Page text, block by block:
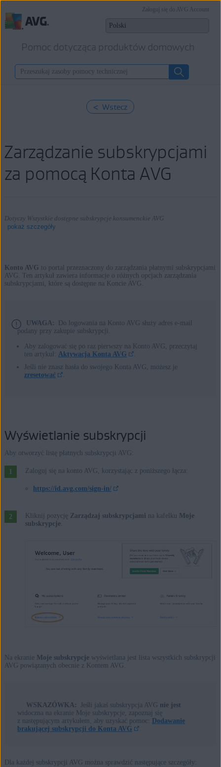
Pomoc dotycząca produktów domowych
Zaloguj się do AVG Account
< Wstecz
Zarządzanie subskrypcjami
za pomocą Konta AVG
Dotyczy Wszystkie dostępne subskrypcje konsumenckie AVG
pokaż szczegóły
Produkty:
Wszystkie obsługiwane systemy operacyjne
Konto AVG to portal przeznaczony do zarządzania płatnymi subskrypcjami
AVG. Ten artykuł zawiera informacje o różnych opcjach zarządzania
subskrypcjami, które są dostępne na Koncie AVG.
UWAGA:
Do logowania na Konto AVG służy adres e-mail
podany przy zakupie subskrypcji.
Aby zalogować się po raz pierwszy na Konto AVG, przeczytaj
ten artykuł: Aktywacja Konta AVG
.
Jeśli nie znasz hasła do swojego Konta AVG, możesz je
zresetować
.
Wyświetlanie subskrypcji
Aby otworzyć listę płatnych subskrypcji AVG:
Zaloguj się na konto AVG, korzystając z poniższego łącza:
https://id.avg.com/sign-in/
Kliknij pozycję Zarządzaj subskrypcjami na kafelku Moje
subskrypcje.
Na ekranie Moje subskrypcjewyświetlana jest lista wszystkich subskrypcji
AVG powiązanych obecnie z Kontem AVG.
WSKAZÓWKA: Jeśli jakaś subskrypcja AVG nie jest
widoczna na ekranie Moje subskrypcje, zapoznaj się
z następującym artykułem, aby uzyskać pomoc:
Dodawanie
brakującej subskrypcji do Konta AVG
.
Dla każdej subskrypcji AVG można sprawdzić następujące szczegóły: